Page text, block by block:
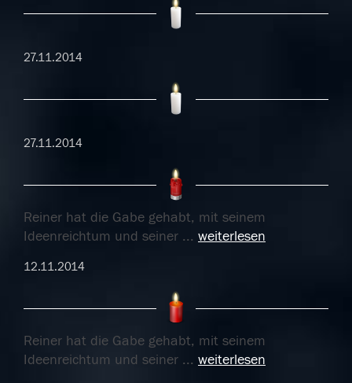
27.11.2014
27.11.2014
Reiner hat die Gabe gehabt, mit seinem
Ideenreichtum und seiner ... weiterlesen
12.11.2014
Reiner hat die Gabe gehabt, mit seinem
Ideenreichtum und seiner ... weiterlesen